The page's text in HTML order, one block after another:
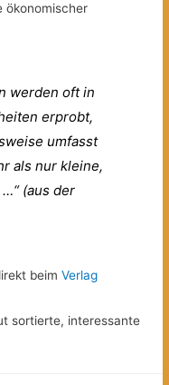
ökonomischer
werden oft in
erprobt,
umfasst
als nur kleine,
(aus der
beimVerlag
sortierte, interessante